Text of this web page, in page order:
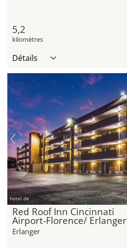
5,2
kilomètres
Détails
hotel.de
Red Roof Inn Cincinnati
Airport-Florence/ Erlanger
Erlanger